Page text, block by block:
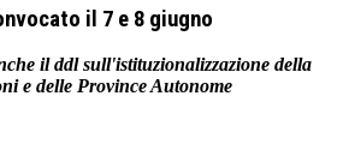
il 7 e 8 giugno
il ddl sull'istituzionalizzazione della
e delle Province Autonome